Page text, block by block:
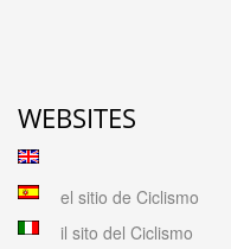
WEBSITES
el sitio de Ciclismo
il sito del Ciclismo